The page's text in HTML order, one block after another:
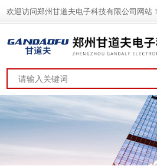
欢迎访问郑州甘道夫电子科技有限公司网站！